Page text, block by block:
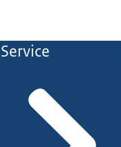
Service